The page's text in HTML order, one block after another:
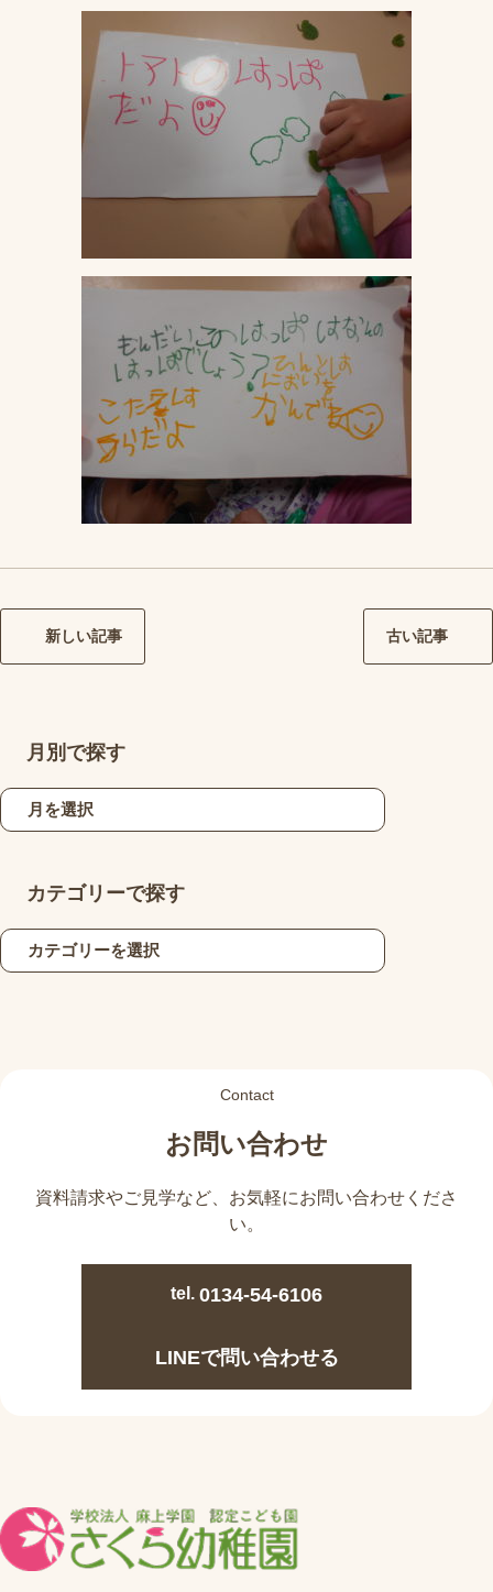
新しい記事 古い記事
月別で探す
カテゴリーで探す
Contact
お問い合わせ
資料請求やご見学など、 お気軽にお問い合わせくださ
い。
tel. 0134-54-6106
LINEで問い合わせる